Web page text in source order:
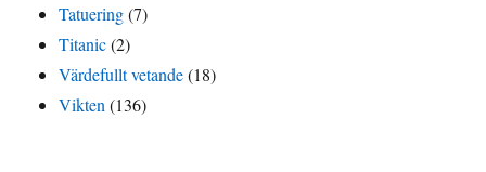
Tatuering(7)
Titanic(2)
Värdefullt vetande(18)
Vikten (136)